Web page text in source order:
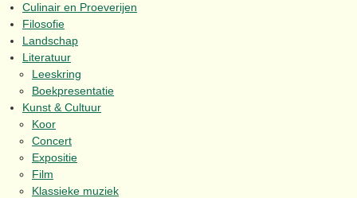
Culinair en Proeverijen
Filosofie
Landschap
Literatuur
Leeskring
Boekpresentatie
Kunst & Cultuur
Koor
Concert
Expositie
Film
Klassieke muziek